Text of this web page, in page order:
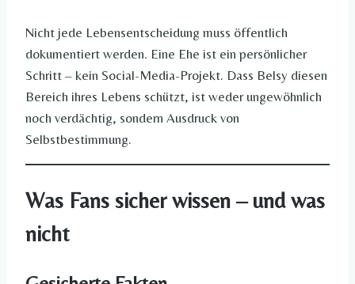
Nicht jede Lebensentscheidung muss öffentlich
dokumentiert werden. Eine Ehe ist ein persönlicher
Schritt – kein Social-Media-Projekt. Dass Belsy diesen
Bereich ihres Lebens schützt, ist weder ungewöhnlich
noch verdächtig, sondern Ausdruck von
Selbstbestimmung.
Was Fans sicher wissen – und was
nicht